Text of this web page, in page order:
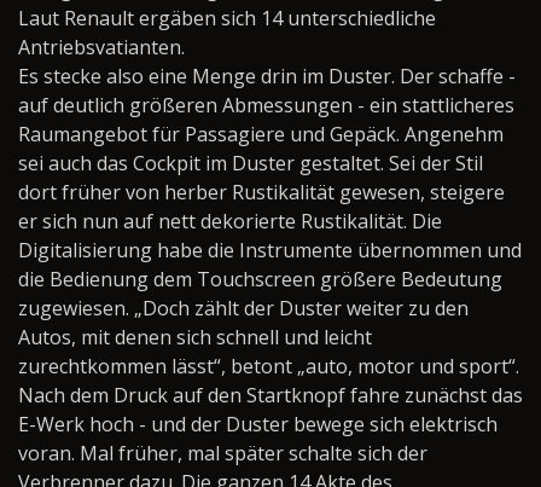
Laut Renault ergäben sich 14 unterschiedliche
Antriebsvatianten.
Es stecke also eine Menge drin im Duster. Der schaffe -
auf deutlich größeren Abmessungen - ein stattlicheres
Raumangebot für Passagiere und Gepäck. Angenehm
sei auch das Cockpit im Duster gestaltet. Sei der Stil
dort früher von herber Rustikalität gewesen, steigere
er sich nun auf nett dekorierte Rustikalität. Die
Digitalisierung habe die Instrumente übernommen und
die Bedienung dem Touchscreen größere Bedeutung
zugewiesen. „Doch zählt der Duster weiter zu den
Autos, mit denen sich schnell und leicht
zurechtkommen lässt“, betont „auto, motor und sport“.
Nach dem Druck auf den Startknopf fahre zunächst das
E-Werk hoch - und der Duster bewege sich elektrisch
voran. Mal früher, mal später schalte sich der
Verbrenner dazu. Die ganzen 14 Akte des